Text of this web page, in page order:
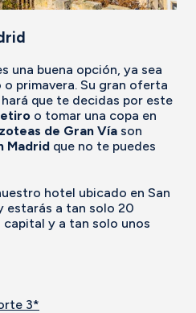
una buena opción, ya sea
primavera. Su gran oferta
que te decidas por este
o tomar una copa en
de Gran Vía son
Madrid que no te puedes
hotel ubicado en San
estarás a tan solo 20
y a tan solo unos
3*